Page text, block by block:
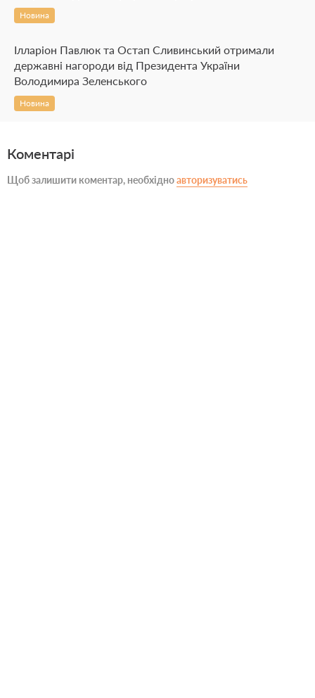
Новина
Ілларіон Павлюк та Остап Сливинський отримали
державні нагороди від Президента України
Володимира Зеленського
Новина
Коментарі
Щоб залишити коментар, необхідноавторизуватись